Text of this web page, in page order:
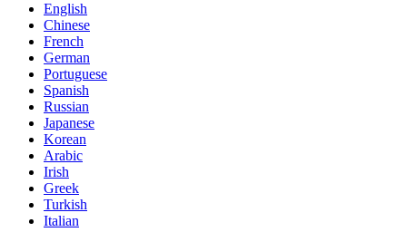
English
Chinese
French
German
Portuguese
Spanish
Russian
Japanese
Korean
Arabic
Irish
Greek
Turkish
Italian